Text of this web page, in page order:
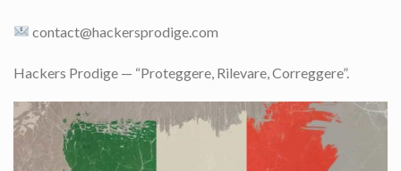
contact@hackersprodige.com
Hackers Prodige — “Proteggere, Rilevare, Correggere”.